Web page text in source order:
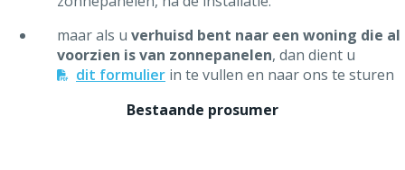
maar als u verhuisd bent naar een woning die al
voorzien is van zonnepanelen, dan dient u
dit formulier in te vullen en naar ons te sturen
Bestaande prosumer